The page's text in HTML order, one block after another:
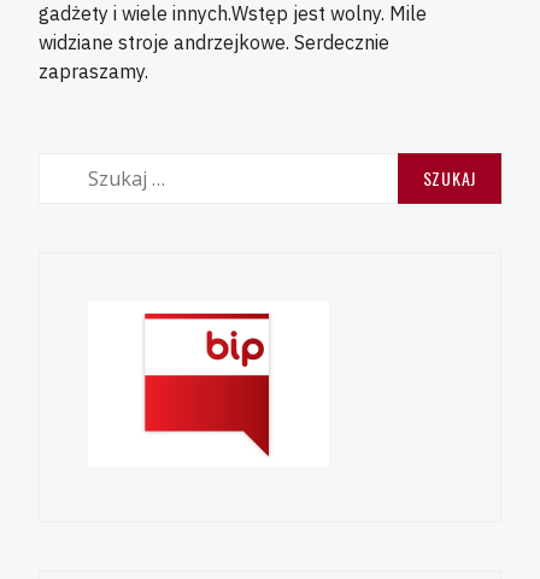
gadżety i wiele innych.Wstęp jest wolny. Mile
widziane stroje andrzejkowe. Serdecznie
zapraszamy.